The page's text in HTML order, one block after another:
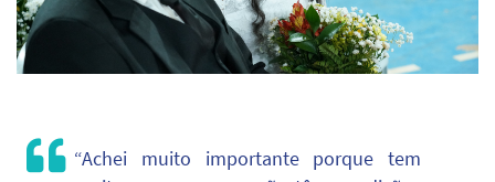
“Achei muito importante porque tem